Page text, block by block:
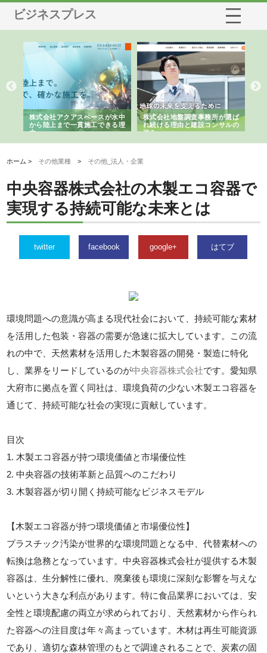
ビジネスプレス
株式会社アクアスペースが水中
から陸上まで一貫施工できる理
由
株式会社地盤調査事務所が選ば
れ続ける理由と建設コンサルの
強み
ホーム > その他業種 > その他_法人・企業
中央容器株式会社の木製エコ容器で
実現する持続可能な未来とは
twitter facebook google+ はてブ
環境問題への意識が高まる現代社会において、持続可能な素材
を活用した包装・容器の需要が急速に拡大しています。この流
れの中で、天然素材を活用した木製容器の開発・製造に特化
し、業界をリードしているのが中央容器株式会社です。愛知県
大府市に拠点を置く同社は、環境負荷の少ない木製エコ容器を
通じて、持続可能な社会の実現に貢献しています。
目次
1. 木製エコ容器が持つ環境価値と市場優位性
2. 中央容器の技術革新と品質へのこだわり
3. 木製容器が切り開く持続可能なビジネスモデル
【木製エコ容器が持つ環境価値と市場優位性】
プラスチック汚染が世界的な環境問題となる中、代替素材への
転換は急務となっています。中央容器株式会社が提供する木製
容器は、生分解性に優れ、廃棄後も環境に深刻な影響を与えな
いという大きな利点があります。特に食品業界においては、安
全性と環境配慮の両立が求められており、天然素材から作られ
た容器への注目度は年々高まっています。木材は再生可能資源
であり、適切な森林管理のもとで調達されることで、炭素の固